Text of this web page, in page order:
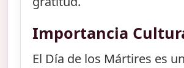
Importancia
El Día de los Mártires es